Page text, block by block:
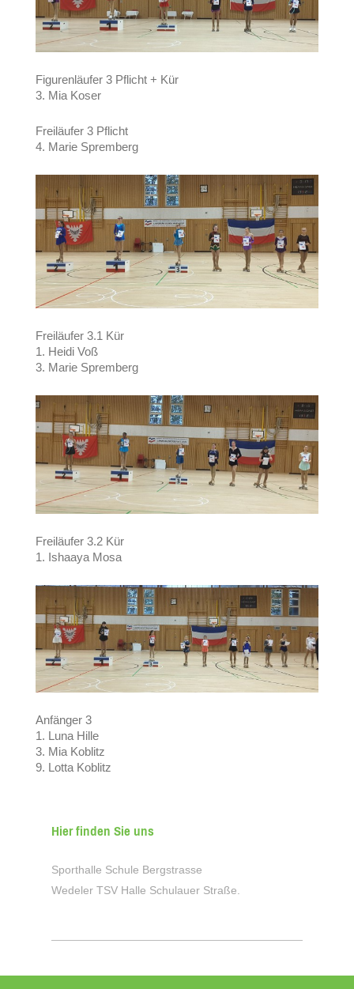
Figurenläufer 3 Pflicht + Kür
3. Mia Koser
Freiläufer 3 Pflicht
4. Marie Spremberg
Freiläufer 3.1 Kür
1. Heidi Voß
3. Marie Spremberg
Freiläufer 3.2 Kür
1. Ishaaya Mosa
Anfänger 3
1. Luna Hille
3. Mia Koblitz
9. Lotta Koblitz
Hier finden Sie uns
Sporthalle Schule Bergstrasse
Wedeler TSV Halle Schulauer Straße.